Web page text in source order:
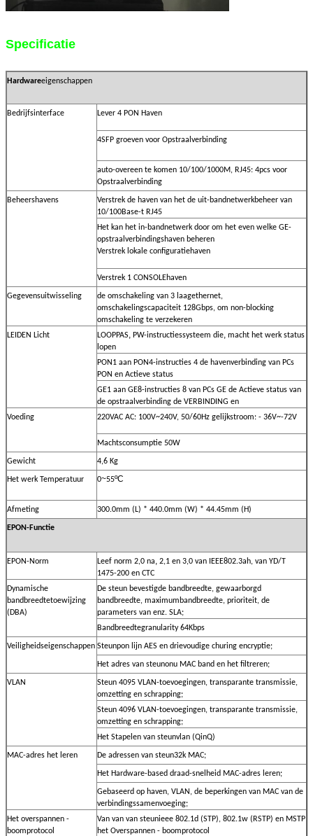
Specificatie
Hardwareeigenschappen
Bedrijfsinterface Lever 4 PON Haven
4SFP groeven voor Opstraalverbinding
auto-overeen te komen 10/100/1000M, RJ45: 4pcs voor
Opstraalverbinding
Beheershavens
Verstrek de haven van het de uit-bandnetwerkbeheer van
10/100Base-t RJ45
Het kan het in-bandnetwerk door om het even welke GE-
opstraalverbindingshaven beheren
Verstrek lokale configuratiehaven
Verstrek 1 CONSOLEhaven
Gegevensuitwisseling
de omschakeling van 3 laagethernet,
omschakelingscapaciteit 128Gbps, om non-blocking
omschakeling te verzekeren
LEIDEN Licht
LOOPPAS, PW-instructiessysteem die, macht het werk status
lopen
PON1 aan PON4-instructies 4 de havenverbinding van PCs
PON en Actieve status
GE1 aan GE8-instructies 8 van PCs GE de Actieve status van
de opstraalverbinding de VERBINDING en
Voeding
220VAC AC: 100V~240V, 50/60Hz gelijkstroom: - 36V~-72V
Machtsconsumptie 50W
Gewicht 4,6 Kg
Het werk Temperatuur 0~55ºC
Afmeting 300.0mm (L) * 440.0mm (W) * 44.45mm (H)
EPON-Functie
EPON-Norm Leef norm 2,0 na, 2,1 en 3,0 van IEEE802.3ah, van YD/T
1475-200 en CTC
Dynamische
bandbreedtetoewijzing
(DBA)
De steun bevestigde bandbreedte, gewaarborgd
bandbreedte, maximumbandbreedte, prioriteit, de
parameters van enz. SLA;
Bandbreedtegranularity 64Kbps
Veiligheidseigenschappen Steunpon lijn AES en drievoudige churing encryptie;
Het adres van steunonu MAC band en het filtreren;
VLAN
Steun 4095 VLAN-toevoegingen, transparante transmissie,
omzetting en schrapping;
Steun 4096 VLAN-toevoegingen, transparante transmissie,
omzetting en schrapping;
Het Stapelen van steunvlan (QinQ)
MAC-adres het leren De adressen van steun32k MAC;
Het Hardware-based draad-snelheid MAC-adres leren;
Gebaseerd op haven, VLAN, de beperkingen van MAC van de
verbindingssamenvoeging;
Het overspannen -
boomprotocol
Van van van steunieee 802.1d (STP), 802.1w (RSTP) en MSTP
het Overspannen - boomprotocol